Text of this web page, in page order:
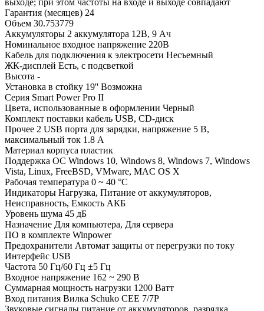
Гарантия (месяцев) 24
Объем 30.753779
Аккумуляторы 2 аккумулятора 12В, 9 Ач
Номинальное входное напряжение 220В
Кабель для подключения к электросети Несъемный
ЖК-дисплей Есть, с подсветкой
Высота -
Установка в стойку 19'' Возможна
Серия Smart Power Pro II
Цвета, использованные в оформлении Черный
Комплект поставки кабель USB, CD-диск
Прочее 2 USB порта для зарядки, напряжение 5 В,
максимальный ток 1.8 А
Материал корпуса пластик
Поддержка ОС Windows 10, Windows 8, Windows 7, Windows
Vista, Linux, FreeBSD, VMware, MAC OS X
Рабочая температура 0 ~ 40 °C
Индикаторы Нагрузка, Питание от аккумуляторов,
Неисправность, Емкость АКБ
Уровень шума 45 дБ
Назначение Для компьютера, Для сервера
ПО в комплекте Winpower
Предохранители Автомат защиты от перегрузки по току
Интерфейс USB
Частота 50 Гц/60 Гц ±5 Гц
Входное напряжение 162 ~ 290 В
Суммарная мощность нагрузки 1200 Ватт
Вход питания Вилка Schuko CEE 7/7P
Звуковые сигналы питание от аккумуляторов, разрядка